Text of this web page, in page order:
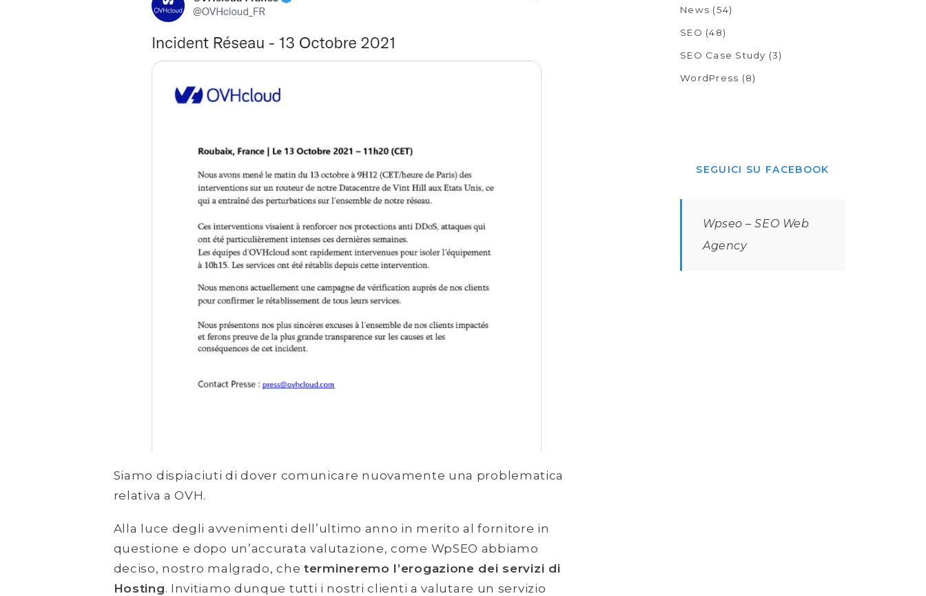
Siamo dispiaciuti di dover comunicare nuovamente una problematica
relativa a OVH.
Alla luce degli avvenimenti dell’ultimo anno in merito al fornitore in
questione e dopo un’accurata valutazione, come WpSEO abbiamo
deciso, nostro malgrado, che termineremo l’erogazione dei servizi di
Hosting. Invitiamo dunque tutti i nostri clienti a valutare un servizio
News (54)
SEO (48)
SEO Case Study (3)
WordPress (8)
SEGUICI SU FACEBOOK
Wpseo – SEO Web
Agency